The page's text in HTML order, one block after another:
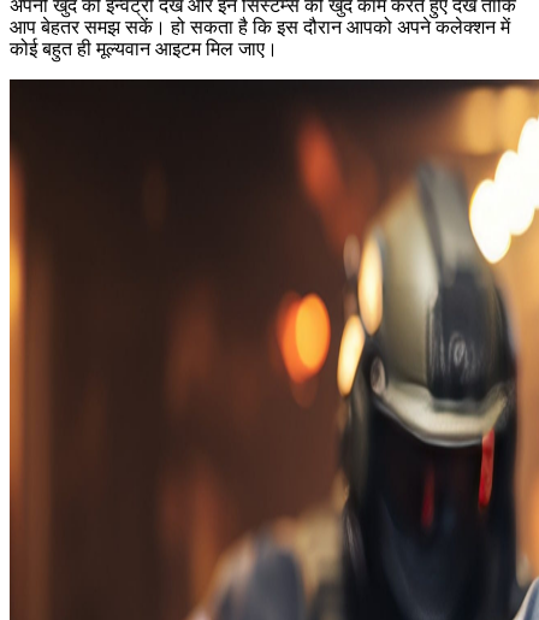
अपनी खुद की इन्वेंट्री देखें और इन सिस्टम्स को खुद काम करते हुए देखें ताकि
आप बेहतर समझ सकें। हो सकता है कि इस दौरान आपको अपने कलेक्शन में
कोई बहुत ही मूल्यवान आइटम मिल जाए।